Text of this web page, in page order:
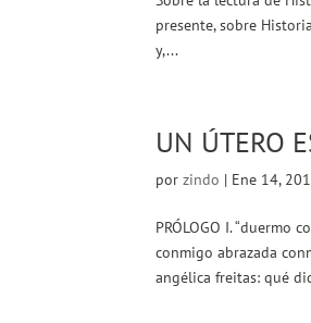
presente, sobre
y,...
UN ÚTERO
por zindo | Ene 14,
PRÓLOGO I.
conmigo abrazada
angélica freitas: qué